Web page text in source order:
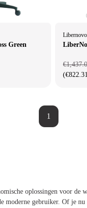
Green
Libernovo
1
oplossingen voor
moderne gebruiker. Of je